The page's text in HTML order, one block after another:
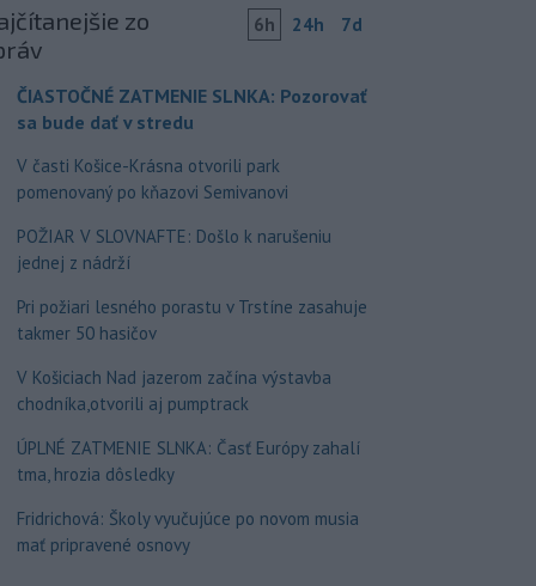
zo
6h 24h 7d
ČIASTOČNÉ ZATMENIE SLNKA: Pozorovať
sa bude dať v stredu
V časti Košice-Krásna otvorili park
pomenovaný po kňazovi Semivanovi
POŽIAR V SLOVNAFTE: Došlo k narušeniu
jednej z nádrží
Pri požiari lesného porastu v Trstíne zasahuje
takmer 50 hasičov
V Košiciach Nad jazerom začína výstavba
chodníka,otvorili aj pumptrack
ÚPLNÉ ZATMENIE SLNKA: Časť Európy zahalí
tma, hrozia dôsledky
Fridrichová: Školy vyučujúce po novom musia
mať pripravené osnovy